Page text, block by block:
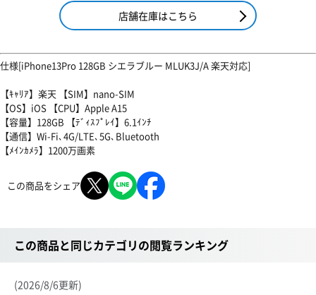
店舗在庫はこちら
仕様[iPhone13Pro 128GB シエラブルー MLUK3J/A 楽天対応]
【ｷｬﾘｱ】楽天 【SIM】nano-SIM
【OS】iOS 【CPU】Apple A15
【容量】128GB 【ﾃﾞｨｽﾌﾟﾚｲ】6.1ｲﾝﾁ
【通信】Wi-Fi､4G/LTE､5G､Bluetooth
【ﾒｲﾝｶﾒﾗ】1200万画素
この商品をシェア
この商品と同じカテゴリの閲覧ランキング
(2026/8/6更新)